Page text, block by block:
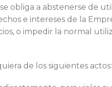
a abstenerse de
e intereses de la
o impedir la normal
de los siguientes actos: